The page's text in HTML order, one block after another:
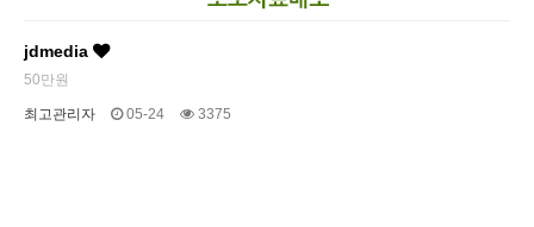
jdmedia
50만원
최고관리자 05-24 3375